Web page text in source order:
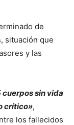
de
situación que
y las
cuerpos sin vida
crítico»,
los fallecidos